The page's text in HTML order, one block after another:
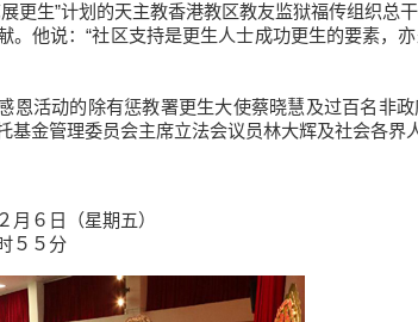
生”计划的天主教香港教区教友监狱福传组织总
。他说：“社区支持是更生人士成功更生的要素，
活动的除有惩教署更生大使蔡晓慧及过百名非政
基金管理委员会主席立法会议员林大辉及社会各界
月６日（星期五）
５５分